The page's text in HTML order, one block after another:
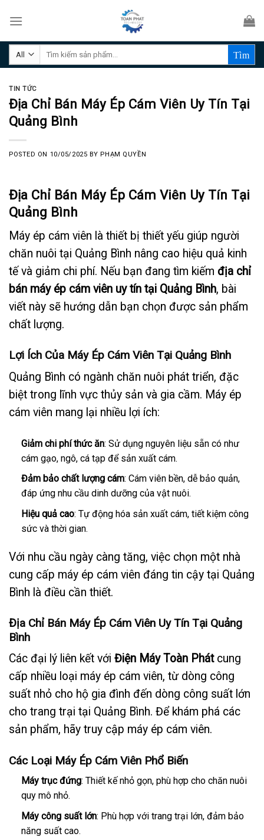
Tìm
TIN TỨC
Địa Chỉ Bán Máy Ép Cám Viên Uy Tín Tại
Quảng Bình
POSTED ON 10/05/2025 BYPHẠM QUYỀN
Địa Chỉ Bán Máy Ép Cám Viên Uy Tín Tại
Quảng Bình
Máy ép cám viên là thiết bị thiết yếu giúp người
chăn nuôi tại Quảng Bình nâng cao hiệu quả kinh
tế và giảm chi phí. Nếu bạn đang tìm kiếm địa chỉ
bán máy ép cám viên uy tín tại Quảng Bình, bài
viết này sẽ hướng dẫn bạn chọn được sản phẩm
chất lượng.
Lợi Ích Của Máy Ép Cám Viên Tại Quảng Bình
Quảng Bình có ngành chăn nuôi phát triển, đặc
biệt trong lĩnh vực thủy sản và gia cầm. Máy ép
cám viên mang lại nhiều lợi ích:
Giảm chi phí thức ăn: Sử dụng nguyên liệu sẵn có như
cám gạo, ngô, cá tạp để sản xuất cám.
Đảm bảo chất lượng cám: Cám viên bền, dễ bảo quản,
đáp ứng nhu cầu dinh dưỡng của vật nuôi.
Hiệu quả cao: Tự động hóa sản xuất cám, tiết kiệm công
sức và thời gian.
Với nhu cầu ngày càng tăng, việc chọn một nhà
cung cấp máy ép cám viên đáng tin cậy tại Quảng
Bình là điều cần thiết.
Địa Chỉ Bán Máy Ép Cám Viên Uy Tín Tại Quảng
Bình
Các đại lý liên kết với Điện Máy Toàn Phátcung
cấp nhiều loại máy ép cám viên, từ dòng công
suất nhỏ cho hộ gia đình đến dòng công suất lớn
cho trang trại tại Quảng Bình. Để khám phá các
sản phẩm, hãy truy cập máy ép cám viên.
Các Loại Máy Ép Cám Viên Phổ Biến
Máy trục đứng: Thiết kế nhỏ gọn, phù hợp cho chăn nuôi
quy mô nhỏ.
Máy công suất lớn: Phù hợp với trang trại lớn, đảm bảo
năng suất cao.